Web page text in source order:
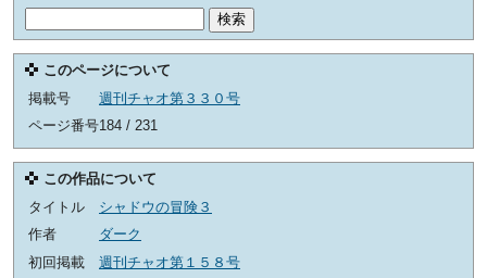
このページについて
掲載号
週刊チャオ第３３０号
ページ番号184 / 231
この作品について
タイトル
シャドウの冒険３
作者
ダーク
初回掲載
週刊チャオ第１５８号